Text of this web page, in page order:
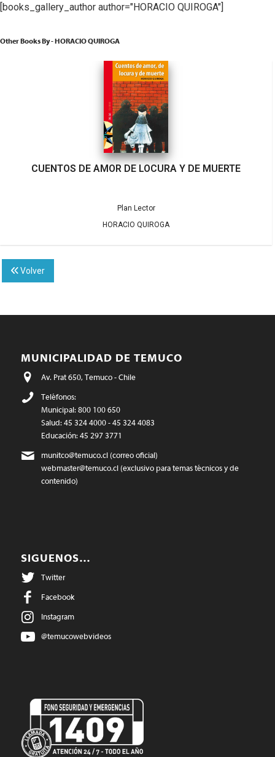
[books_gallery_author author="HORACIO QUIROGA"]
Other Books By - HORACIO QUIROGA
CUENTOS DE AMOR DE LOCURA Y DE MUERTE
Plan Lector
HORACIO QUIROGA
Volver
MUNICIPALIDAD DE TEMUCO
Av. Prat 650, Temuco - Chile
Teléfonos:
Municipal: 800 100 650
Salud: 45 324 4000 - 45 324 4083
Educación: 45 297 3771
munitco@temuco.cl(correo oficial)
webmaster@temuco.cl(exclusivo para temas técnicos y de
contenido)
SIGUENOS…
Twitter
Facebook
Instagram
@temucowebvideos